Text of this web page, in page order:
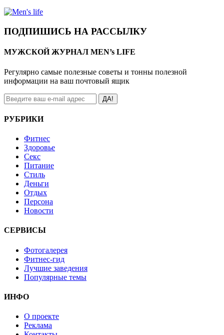
ПОДПИШИСЬ НА РАССЫЛКУ
МУЖСКОЙ ЖУРНАЛ MEN’s LIFE
Регулярно самые полезные советы и тонны полезной
информации на ваш почтовый ящик
ДА!
РУБРИКИ
Фитнес
Здоровье
Секс
Питание
Стиль
Деньги
Отдых
Персона
Новости
СЕРВИСЫ
Фотогалерея
Фитнес-гид
Лучшие заведения
Популярные темы
ИНФО
О проекте
Реклама